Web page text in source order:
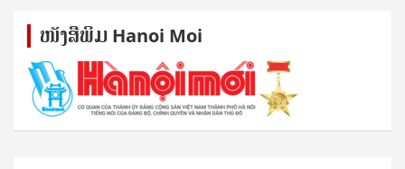
ໜັງ​ສື​ພິມ Hanoi Moi